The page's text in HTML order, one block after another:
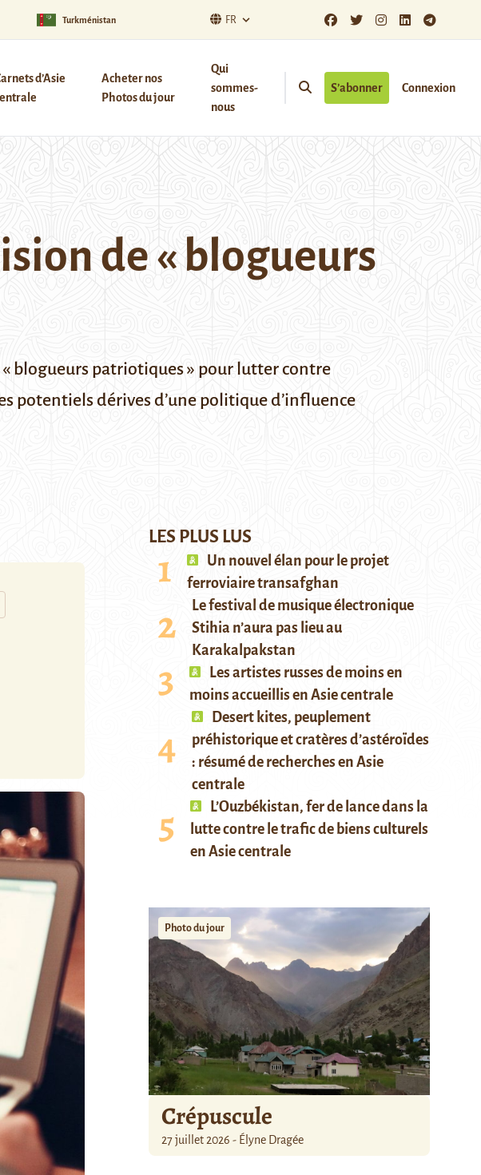
Turkménistan FR
d’Asie
Acheter nos
Photos du jour
Qui
sommes-
nous
S’abonner Connexion
de « blogueurs
blogueurs patriotiques » pour lutter contre
potentiels dérives d’une politique d’influence
LES PLUS LUS
Un nouvel élan pour le projet
ferroviaire transafghan
Le festival de musique électronique
Stihia n’aura pas lieu au
Karakalpakstan
Les artistes russes de moins en
moins accueillis en Asie centrale
Desert kites, peuplement
préhistorique et cratères d’astéroïdes
: résumé de recherches en Asie
centrale
L’Ouzbékistan, fer de lance dans la
lutte contre le trafic de biens culturels
en Asie centrale
Photo du jour
Crépuscule
27 juillet 2026 - Élyne Dragée